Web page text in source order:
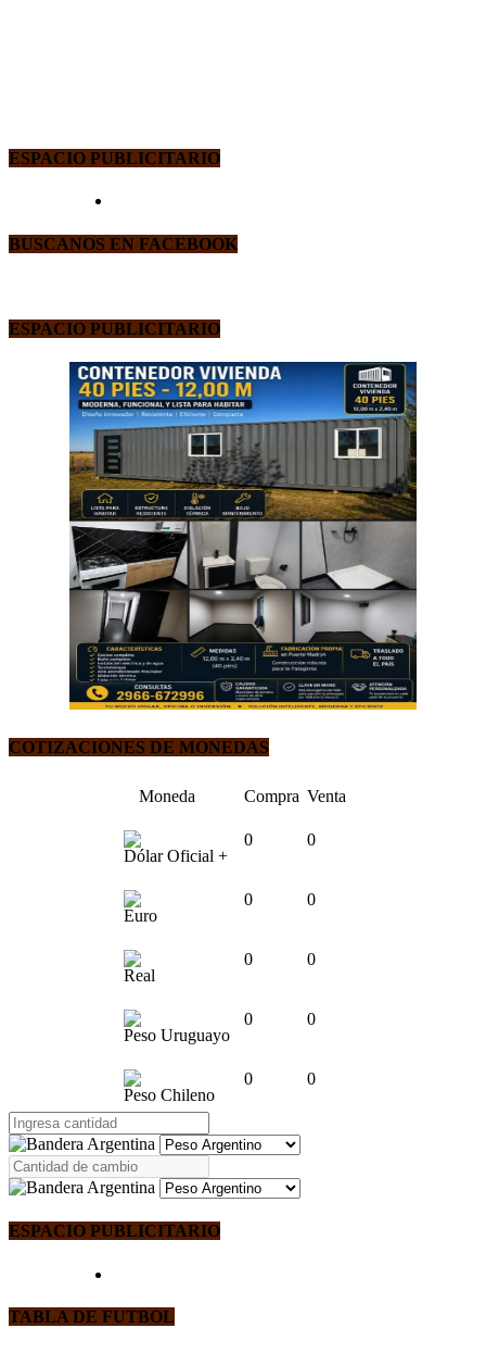
ESPACIO PUBLICITARIO
BUSCANOS EN FACEBOOK
ESPACIO PUBLICITARIO
COTIZACIONES DE MONEDAS
Moneda Compra Venta
Dólar Oficial +
0 0
Euro
0 0
Real
0 0
Peso Uruguayo
0 0
Peso Chileno
0 0
ESPACIO PUBLICITARIO
TABLA DE FUTBOL